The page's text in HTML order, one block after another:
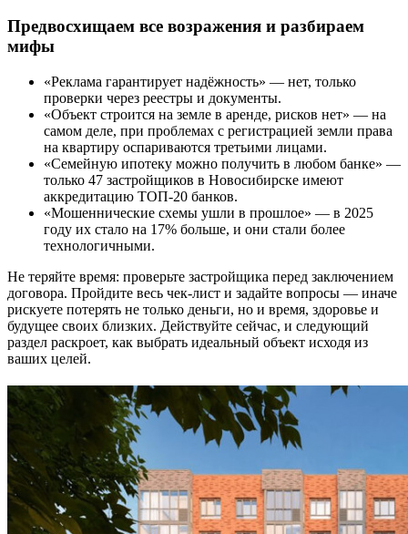
Предвосхищаем все возражения и разбираем
мифы
«Реклама гарантирует надёжность» — нет, только
проверки через реестры и документы.
«Объект строится на земле в аренде, рисков нет» — на
самом деле, при проблемах с регистрацией земли права
на квартиру оспариваются третьими лицами.
«Семейную ипотеку можно получить в любом банке» —
только 47 застройщиков в Новосибирске имеют
аккредитацию ТОП-20 банков.
«Мошеннические схемы ушли в прошлое» — в 2025
году их стало на 17% больше, и они стали более
технологичными.
Не теряйте время: проверьте застройщика перед заключением
договора. Пройдите весь чек-лист и задайте вопросы — иначе
рискуете потерять не только деньги, но и время, здоровье и
будущее своих близких. Действуйте сейчас, и следующий
раздел раскроет, как выбрать идеальный объект исходя из
ваших целей.